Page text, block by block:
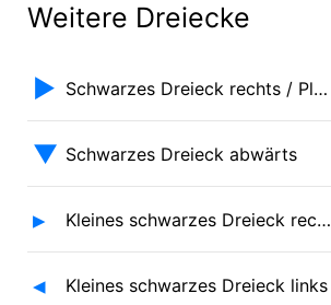
Weitere Dreiecke
▶ Schwarzes Dreieck rechts / Play-Zeichen
▼ Schwarzes Dreieck abwärts
▸ Kleines schwarzes Dreieck rechts
◂ Kleines schwarzes Dreieck links